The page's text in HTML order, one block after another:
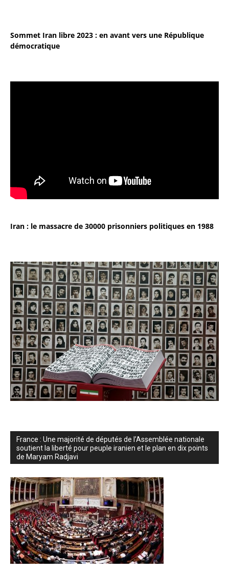
Sommet Iran libre 2023 : en avant vers une République
démocratique
Iran : le massacre de 30000 prisonniers politiques en 1988
France : Une majorité de députés de l’Assemblée nationale
soutient la liberté pour peuple iranien et le plan en dix points
de Maryam Radjavi